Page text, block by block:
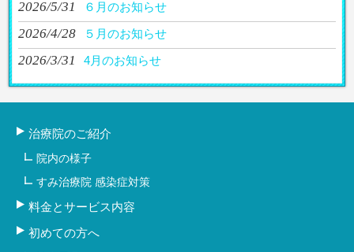
2026/5/31 ６月のお知らせ
2026/4/28 ５月のお知らせ
2026/3/31 4月のお知らせ
治療院のご紹介
院内の様子
すみ治療院 感染症対策
料金とサービス内容
初めての方へ